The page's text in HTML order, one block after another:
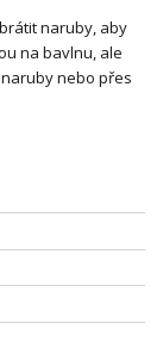
naruby, aby
na bavlnu, ale
nebo přes